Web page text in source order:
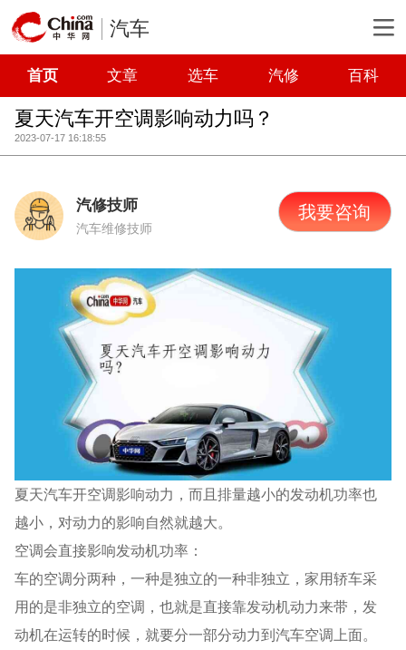
汽车
首页 文章 选车 汽修 百科
夏天汽车开空调影响动力吗？
2023-07-17 16:18:55
汽修技师
汽车维修技师
我要咨询
夏天汽车开空调影响动力，而且排量越小的发动机功率也
越小，对动力的影响自然就越大。
空调会直接影响发动机功率：
车的空调分两种，一种是独立的一种非独立，家用轿车采
用的是非独立的空调，也就是直接靠发动机动力来带，发
动机在运转的时候，就要分一部分动力到汽车空调上面。